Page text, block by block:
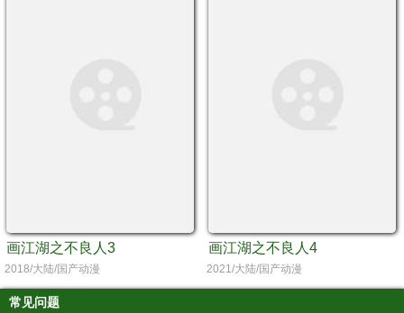
画江湖之不良人3
2018/大陆/国产动漫
画江湖之不良人4
2021/大陆/国产动漫
常见问题